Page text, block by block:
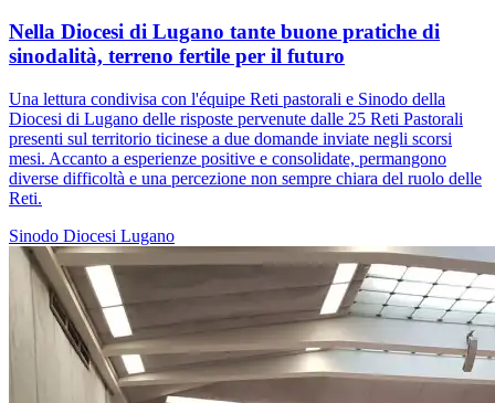
Nella Diocesi di Lugano tante buone pratiche di
sinodalità, terreno fertile per il futuro
Una lettura condivisa con l'équipe Reti pastorali e Sinodo della
Diocesi di Lugano delle risposte pervenute dalle 25 Reti Pastorali
presenti sul territorio ticinese a due domande inviate negli scorsi
mesi. Accanto a esperienze positive e consolidate, permangono
diverse difficoltà e una percezione non sempre chiara del ruolo delle
Reti.
Sinodo Diocesi Lugano